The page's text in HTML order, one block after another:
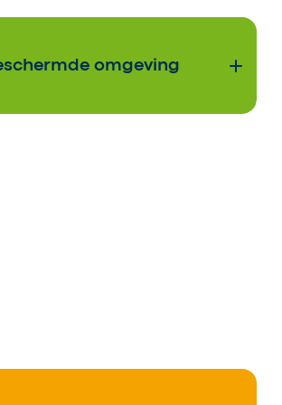
omgeving